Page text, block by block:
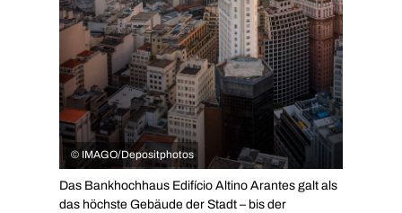
© IMAGO/Depositphotos
Das Bankhochhaus Edifício Altino Arantes galt als
das höchste Gebäude der Stadt – bis der